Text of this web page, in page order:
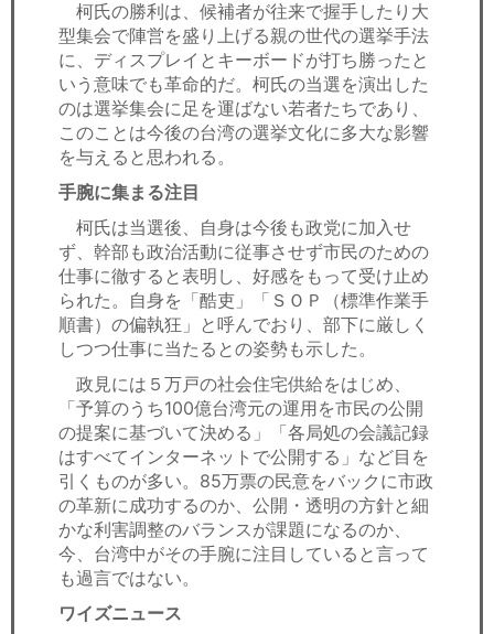
柯氏の勝利は、候補者が往来で握手したり大
型集会で陣営を盛り上げる親の世代の選挙手法
に、ディスプレイとキーボードが打ち勝ったと
いう意味でも革命的だ。柯氏の当選を演出した
のは選挙集会に足を運ばない若者たちであり、
このことは今後の台湾の選挙文化に多大な影響
を与えると思われる。
手腕に集まる注目
柯氏は当選後、自身は今後も政党に加入せ
ず、幹部も政治活動に従事させず市民のための
仕事に徹すると表明し、好感をもって受け止め
られた。自身を「酷吏」「ＳＯＰ（標準作業手
順書）の偏執狂」と呼んでおり、部下に厳しく
しつつ仕事に当たるとの姿勢も示した。
政見には５万戸の社会住宅供給をはじめ、
「予算のうち100億台湾元の運用を市民の公開
の提案に基づいて決める」「各局処の会議記録
はすべてインターネットで公開する」など目を
引くものが多い。85万票の民意をバックに市政
の革新に成功するのか、公開・透明の方針と細
かな利害調整のバランスが課題になるのか、
今、台湾中がその手腕に注目していると言って
も過言ではない。
ワイズニュース